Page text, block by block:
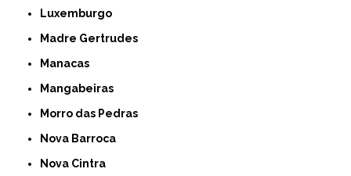
Luxemburgo
Madre Gertrudes
Manacas
Mangabeiras
Morro das Pedras
Nova Barroca
Nova Cintra